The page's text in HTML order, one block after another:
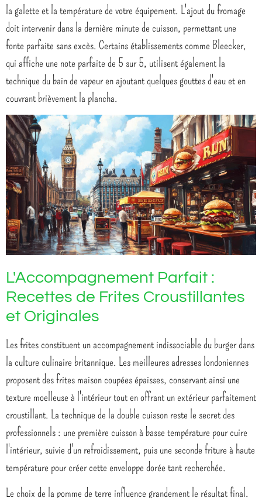
la galette et la température de votre équipement. L'ajout du fromage
doit intervenir dans la dernière minute de cuisson, permettant une
fonte parfaite sans excès. Certains établissements comme Bleecker,
qui affiche une note parfaite de 5 sur 5, utilisent également la
technique du bain de vapeur en ajoutant quelques gouttes d'eau et en
couvrant brièvement la plancha.
L'Accompagnement Parfait :
Recettes de Frites Croustillantes
et Originales
Les frites constituent un accompagnement indissociable du burger dans
la culture culinaire britannique. Les meilleures adresses londoniennes
proposent des frites maison coupées épaisses, conservant ainsi une
texture moelleuse à l'intérieur tout en offrant un extérieur parfaitement
croustillant. La technique de la double cuisson reste le secret des
professionnels : une première cuisson à basse température pour cuire
l'intérieur, suivie d'un refroidissement, puis une seconde friture à haute
température pour créer cette enveloppe dorée tant recherchée.
Le choix de la pomme de terre influence grandement le résultat final.